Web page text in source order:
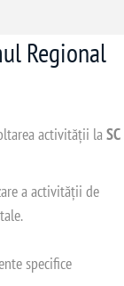
Regional
activității laSC
a activității de
specifice